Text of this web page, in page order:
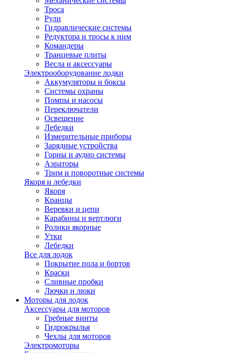
Троса
Рули
Гидравлические системы
Редуктора и тросы к ним
Командеры
Транцевые плиты
Весла и аксессуары
Электрооборудование лодки
Аккумуляторы и боксы
Системы охраны
Помпы и насосы
Переключатели
Освещение
Лебедки
Измерительные приборы
Зарядные устройства
Горны и аудио системы
Аэраторы
Трим и поворотные системы
Якоря и лебедки
Якоря
Кранцы
Веревки и цепи
Карабины и вертлюги
Ролики якорные
Утки
Лебедки
Все для лодок
Покрытие пола и бортов
Краски
Сливные пробки
Лючки и люки
Моторы для лодок
Аксессуары для моторов
Гребные винты
Гидрокрылья
Чехлы для моторов
Электромоторы